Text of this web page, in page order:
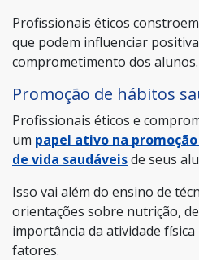
Profissionais éticos
que podem influenciar
comprometimento dos alunos.
Promoção de hábitos
Profissionais éticos e
um papel ativo na
de vida saudáveisde seus
Isso vai além do ensino de
orientações sobre nutrição,
importância da atividade
fatores.